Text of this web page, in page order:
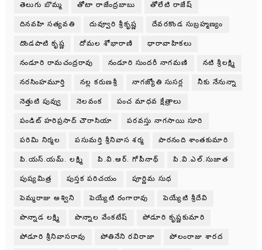
తెలుగు బొమ్మ తోటా రాజేంద్రబాబు తోలేటి రాజేష్
దినవహి సత్యవతి దువ్వూరి శ్రీకృష్ణ దేవరకొండ సుబ్రహ్మణ్యం
దొండపాటి కృష్ణ దోమల శోభారాణి ధారావాహికలు
నండూరి రామచంద్రరావు నండూరి సుందరీ నాగమణి నటి శ్రీలక్ష్మి
నరసింహమూర్తి నల్ల కరుణశ్రీ నాగజ్యోతి సుసర్ల నీకు నేనున్నా
నెత్తుటి పువ్వు నెలవంక పంచ మాధవ క్షేత్రాలు
పండిట్ హరిప్రసాద్ చౌరాసియా పరవస్తు నాగసాయి సూరి
పరిమి నిర్మల పసుమర్తి శ్రీనివాస శర్మ పారనంది శాంతకుమారి
పి.యస్.యమ్. లక్ష్మి పి.వి.ఆర్. గోపీనాథ్ పి.వి.ఎల్.సుజాత
పుష్యమిత్ర పుస్తక పరిచయం పూర్ణిమ సుధ
పెమ్మరాజు అశ్విని పెయ్యేటి రంగారావు పెయ్యేటి శ్రీదేవి
పొన్నాడ లక్ష్మి పొన్నాల వేంకటేష్ పోడూరి కృష్ణకుమారి
పోడూరి శ్రీనివాసరావు పోతినేని రవిరాజా పోలంరాజు శారద